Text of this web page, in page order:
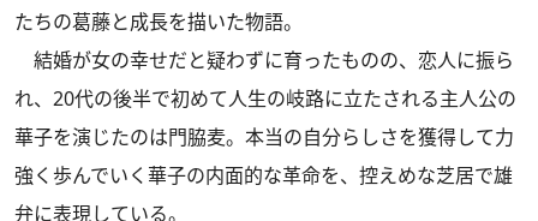
たちの葛藤と成長を描いた物語。
結婚が女の幸せだと疑わずに育ったものの、恋人に振ら
れ、20代の後半で初めて人生の岐路に立たされる主人公の
華子を演じたのは門脇麦。本当の自分らしさを獲得して力
強く歩んでいく華子の内面的な革命を、控えめな芝居で雄
弁に表現している。